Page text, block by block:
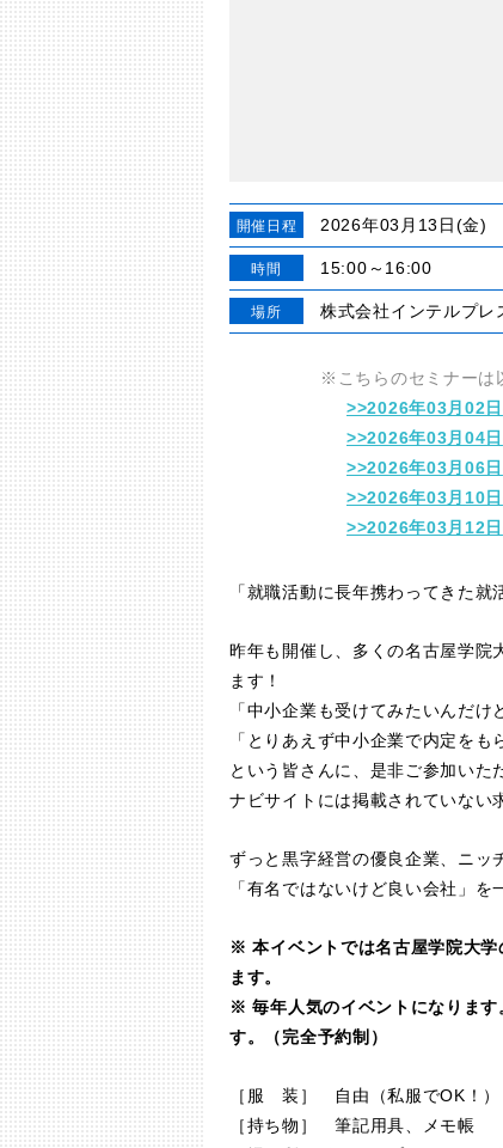
開催日程 2026年03月13日(金)
時間 15:00～16:00
場所 株式会社インテルプ
※こちらのセミナーは
>>2026年03月02
>>2026年03月04
>>2026年03月06
>>2026年03月10
>>2026年03月12
「就職活動に長年携わってきた
昨年も開催し、多くの名古屋学院
ます！
「中小企業も受けてみたいんだけ
「とりあえず中小企業で内定をも
という皆さんに、是非ご参加いた
ナビサイトには掲載されていない
ずっと黒字経営の優良企業、ニッ
「有名ではないけど良い会社」を
※ 本イベントでは名古屋学院大学
ます。
※ 毎年人気のイベントになります
す。（完全予約制）
［服 装］ 自由（私服でOK！）
［持ち物］ 筆記用具、メモ帳